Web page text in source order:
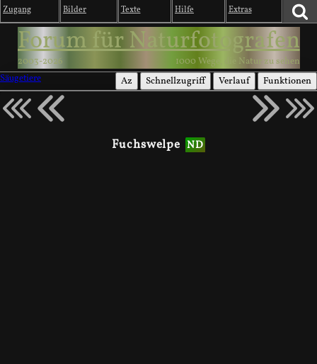
Zugang Bilder Texte Hilfe Extras
Forum für Naturfotografen
2003-2026
1000 Wege, die Natur zu sehen
Säugetiere
Az Schnellzugriff Verlauf Funktionen
Fuchswelpe